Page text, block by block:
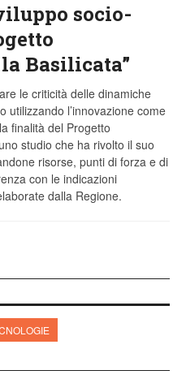
socio-
Basilicata”
le criticità delle dinamiche
utilizzando l’innovazione come
finalità del Progetto
studio che ha rivolto il suo
risorse, punti di forza e di
con le indicazioni
dalla Regione.